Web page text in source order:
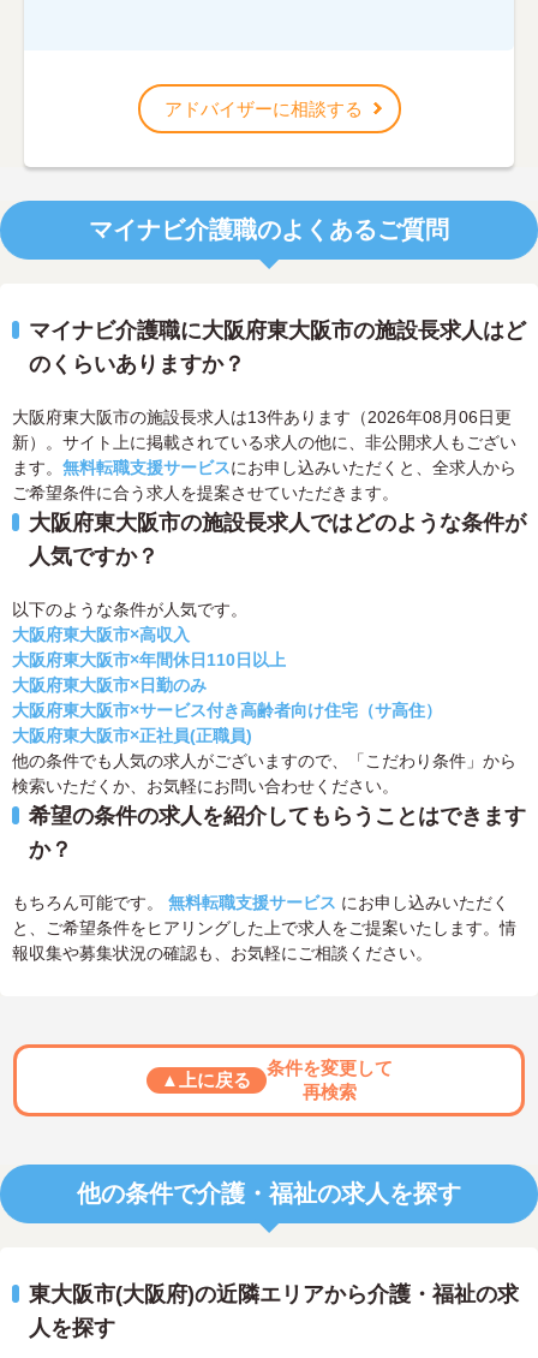
アドバイザーに相談する
マイナビ介護職のよくあるご質問
マイナビ介護職に大阪府東大阪市の施設長求人はど
のくらいありますか？
大阪府東大阪市の施設長求人は13件あります（2026年08月06日更
新）。サイト上に掲載されている求人の他に、非公開求人もござい
ます。 無料転職支援サービスにお申し込みいただくと、全求人から
ご希望条件に合う求人を提案させていただきます。
大阪府東大阪市の施設長求人ではどのような条件が
人気ですか？
以下のような条件が人気です。
大阪府東大阪市×高収入
大阪府東大阪市×年間休日110日以上
大阪府東大阪市×日勤のみ
大阪府東大阪市×サービス付き高齢者向け住宅（サ高住）
大阪府東大阪市×正社員(正職員)
他の条件でも人気の求人がございますので、「こだわり条件」から
検索いただくか、お気軽にお問い合わせください。
希望の条件の求人を紹介してもらうことはできます
か？
もちろん可能です。 無料転職支援サービス にお申し込みいただく
と、ご希望条件をヒアリングした上で求人をご提案いたします。情
報収集や募集状況の確認も、お気軽にご相談ください。
▲上に戻る
条件を変更して
再検索
他の条件で介護・福祉の求人を探す
東大阪市(大阪府)の近隣エリアから介護・福祉の求
人を探す